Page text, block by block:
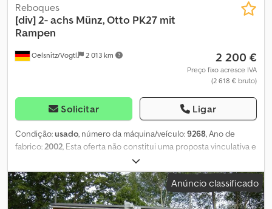
Oelsnitz/Vogtl. 2 013 km
Reboques
[div]2- achs Münz, Otto PK27 mit
Rampen
2 200 €
Preço fixo acresce IVA
(2 618 € bruto)
Solicitar Ligar
Condição:usado, número da máquina/veículo:9268, Ano de
fabrico: 2002 , Esta oferta não constitui uma proposta vinculativa e
pode conter erros. Não há garantia quanto a todas as
informações fornecidas. Esta oferta não constitui uma proposta
vinculativa e pode conter erros. Não há garantia quanto a todas
as informações fornecidas. Dedpozb Tuiefx Ai Esck
Anúncio classificado